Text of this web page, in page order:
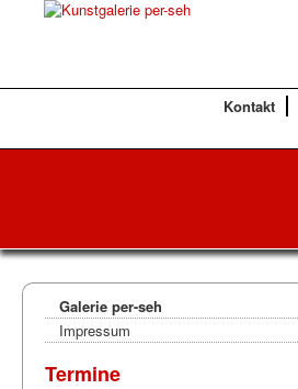
Kontakt
Galerie per-seh
Impressum
Termine